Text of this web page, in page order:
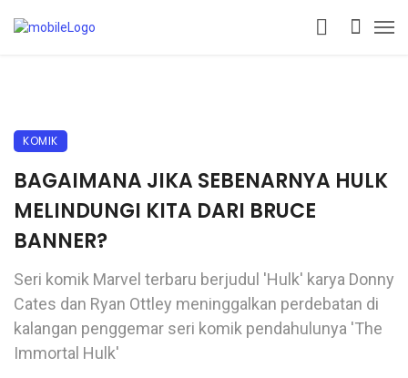
KOMIK
BAGAIMANA JIKA SEBENARNYA HULK
MELINDUNGI KITA DARI BRUCE
BANNER?
Seri komik Marvel terbaru berjudul 'Hulk' karya Donny
Cates dan Ryan Ottley meninggalkan perdebatan di
kalangan penggemar seri komik pendahulunya 'The
Immortal Hulk'